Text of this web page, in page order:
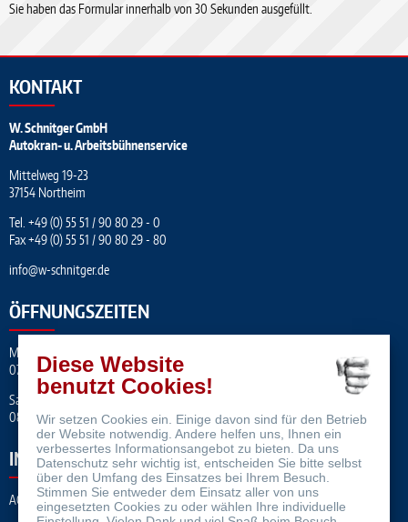
Sie haben das Formular innerhalb von 30 Sekunden ausgefüllt.
KONTAKT
W. Schnitger GmbH
Autokran- u. Arbeitsbühnenservice
Mittelweg 19-23
37154 Northeim
Tel. +49 (0) 55 51 / 90 80 29 - 0
Fax +49 (0) 55 51 / 90 80 29 - 80
info@w-schnitger.de
ÖFFNUNGSZEITEN
Mo. – Fr.
07:00 – 17:00 Uhr
Sa.
08:00 - 12:00 Uhr
INFORMATION
AGB
Diese Website
benutzt Cookies!
Wir setzen Cookies ein. Einige davon sind für den Betrieb
der Website notwendig. Andere helfen uns, Ihnen ein
verbessertes Informationsangebot zu bieten. Da uns
Datenschutz sehr wichtig ist, entscheiden Sie bitte selbst
über den Umfang des Einsatzes bei Ihrem Besuch.
Stimmen Sie entweder dem Einsatz aller von uns
eingesetzten Cookies zu oder wählen Ihre individuelle